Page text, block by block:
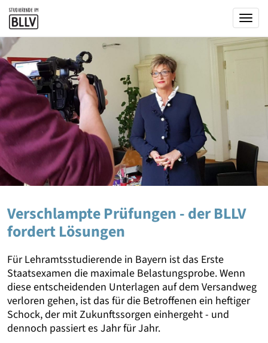
Verschlampte Prüfungen - der BLLV
fordert Lösungen
Für Lehramtsstudierende in Bayern ist das Erste
Staatsexamen die maximale Belastungsprobe. Wenn
diese entscheidenden Unterlagen auf dem Versandweg
verloren gehen, ist das für die Betroffenen ein heftiger
Schock, der mit Zukunftssorgen einhergeht - und
dennoch passiert es Jahr für Jahr.